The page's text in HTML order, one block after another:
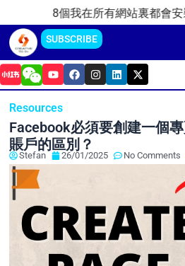
content
8個我在所有網站裏都會安裝的
SUBSCRIBE
Y
o
u
u
e
F
a
c
o
o
k
I
n
s
g
r
m
L
i
n
d
i
X
-
t
t
t
r
Resources
Facebook必須要創建一個
賬戶的區別？
Stefan 26/01/2025 No Comments